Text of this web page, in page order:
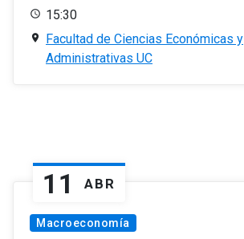
15:30
Facultad de Ciencias Económicas y
Administrativas UC
11 ABR
Macroeconomía